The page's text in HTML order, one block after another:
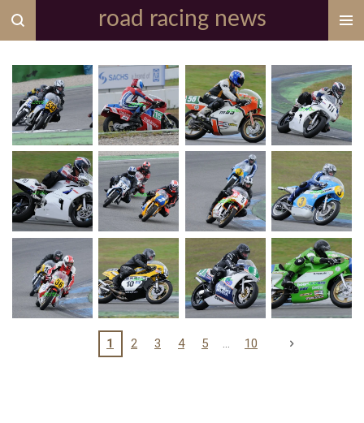
Zum
Hauptinhalt
road racing news
1 2 3 4 5 10